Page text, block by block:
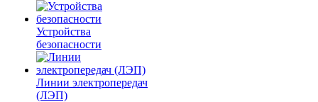
Устройства
безопасности
Линии электропередач
(ЛЭП)